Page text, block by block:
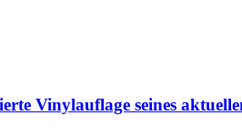
Vinylauflage seines